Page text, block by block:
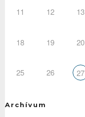
11 12 13
18 19 20
25 26 27
Archívum